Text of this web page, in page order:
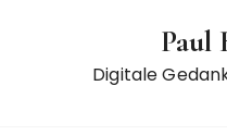
Paul
Digitale